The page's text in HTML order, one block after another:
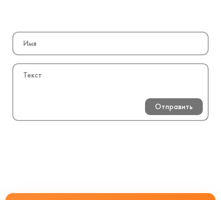
Отправить